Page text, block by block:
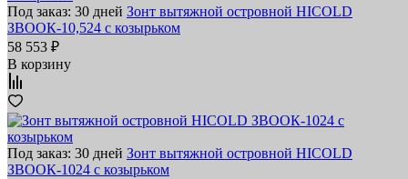
Под заказ: 30 дней Зонт вытяжной островной HICOLD
ЗВООК-10,524 с козырьком
58 553 ₽
В корзину
Под заказ: 30 дней Зонт вытяжной островной HICOLD
ЗВООК-1024 с козырьком